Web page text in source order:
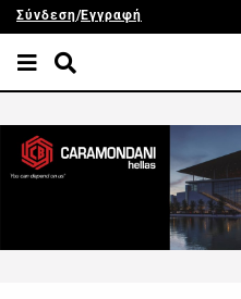
Σύνδεση/Εγγραφή